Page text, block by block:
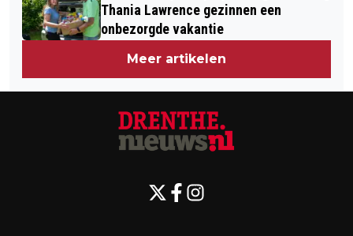
Thania Lawrence gezinnen een
onbezorgde vakantie
Meer artikelen